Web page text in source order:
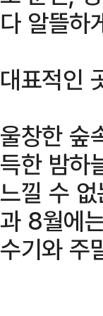
다 알뜰하
대표적인
울창한 숲
득한 밤하
느낄 수
과 8월에
수기와 주